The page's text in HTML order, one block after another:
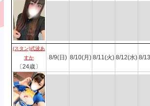
(スタン)式波あ
すか
〔24歳〕
8/9(日) 8/10(月) 8/11(火) 8/12(水) 8/